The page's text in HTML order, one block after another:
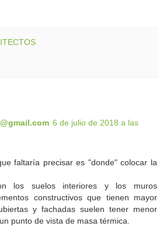
6 de julio de 2018 a las
faltaría precisar es "donde" colocar la
los suelos interiores y los muros
constructivos que tienen mayor
y fachadas suelen tener menor
punto de vista de masa térmica.